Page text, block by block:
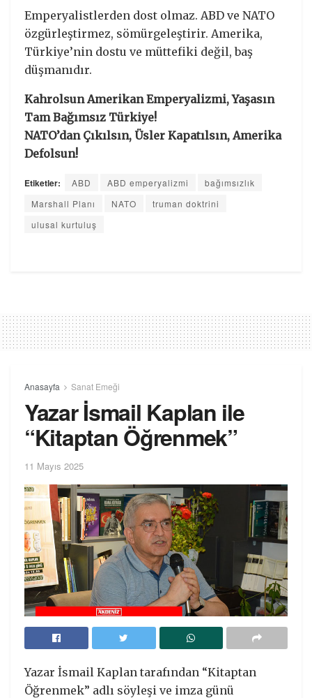
Emperyalistlerden dost olmaz. ABD ve NATO
özgürleştirmez, sömürgeleştirir. Amerika,
Türkiye’nin dostu ve müttefiki değil, baş
düşmanıdır.
Kahrolsun Amerikan Emperyalizmi, Yaşasın
Tam Bağımsız Türkiye!
NATO’dan Çıkılsın, Üsler Kapatılsın, Amerika
Defolsun!
Etiketler: ABD ABD emperyalizmi
bağımsızlık
Marshall Planı
NATO
truman doktrini
ulusal kurtuluş
Anasayfa Sanat Emeği
Yazar İsmail Kaplan ile
“Kitaptan Öğrenmek”
11 Mayıs 2025
Yazar İsmail Kaplan tarafından “Kitaptan
Öğrenmek” adlı söyleşi ve imza günü